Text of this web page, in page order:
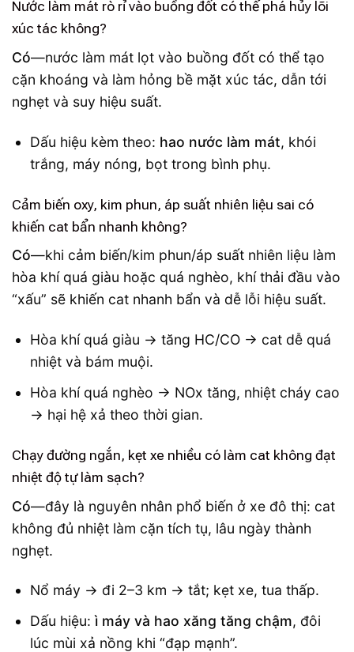
Nước làm mát rò rỉ vào buồng đốt có thể phá hủy lõi
xúc tác không?
Có—nước làm mát lọt vào buồng đốt có thể tạo
cặn khoáng và làm hỏng bề mặt xúc tác, dẫn tới
nghẹt và suy hiệu suất.
Dấu hiệu kèm theo: hao nước làm mát, khói
trắng, máy nóng, bọt trong bình phụ.
Cảm biến oxy, kim phun, áp suất nhiên liệu sai có
khiến cat bẩn nhanh không?
Có—khi cảm biến/kim phun/áp suất nhiên liệu làm
hòa khí quá giàu hoặc quá nghèo, khí thải đầu vào
“xấu” sẽ khiến cat nhanh bẩn và dễ lỗi hiệu suất.
Hòa khí quá giàu → tăng HC/CO → cat dễ quá
nhiệt và bám muội.
Hòa khí quá nghèo → NOx tăng, nhiệt cháy cao
→ hại hệ xả theo thời gian.
Chạy đường ngắn, kẹt xe nhiều có làm cat không đạt
nhiệt độ tự làm sạch?
Có—đây là nguyên nhân phổ biến ở xe đô thị: cat
không đủ nhiệt làm cặn tích tụ, lâu ngày thành
nghẹt.
Nổ máy → đi 2–3 km → tắt; kẹt xe, tua thấp.
Dấu hiệu:ì máy và hao xăng tăng chậm, đôi
lúc mùi xả nồng khi “đạp mạnh”.